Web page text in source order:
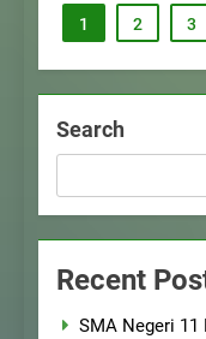
1 2 3
Search
Recent
SMA Negeri 11